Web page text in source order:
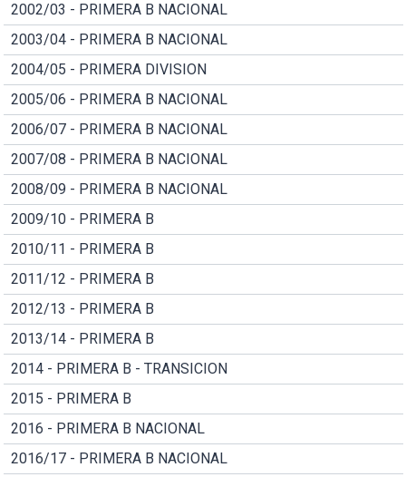
2002/03 - PRIMERA B NACIONAL
2003/04 - PRIMERA B NACIONAL
2004/05 - PRIMERA DIVISION
2005/06 - PRIMERA B NACIONAL
2006/07 - PRIMERA B NACIONAL
2007/08 - PRIMERA B NACIONAL
2008/09 - PRIMERA B NACIONAL
2009/10 - PRIMERA B
2010/11 - PRIMERA B
2011/12 - PRIMERA B
2012/13 - PRIMERA B
2013/14 - PRIMERA B
2014 - PRIMERA B - TRANSICION
2015 - PRIMERA B
2016 - PRIMERA B NACIONAL
2016/17 - PRIMERA B NACIONAL